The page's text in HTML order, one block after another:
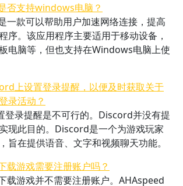
否支持windows电脑？
一款可以帮助用户加速网络连接，提高
序。该应用程序主要适用于移动设备，
电脑等，但也支持在Windows电脑上使
上设置登录提醒，以便及时获取关于
录活动？
登录提醒是不可行的。Discord并没有提
现此目的。Discord是一个为游戏玩家
旨在提供语音、文字和视频聊天功能。
载游戏需要注册账户吗？
载游戏并不需要注册账户。AHAspeed